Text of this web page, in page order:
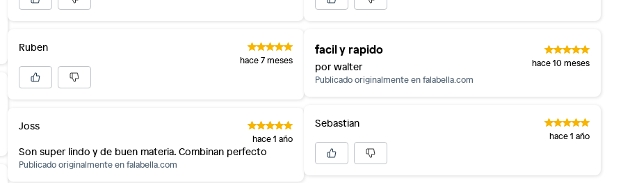
Ruben
hace 7 meses
Joss
hace 1 año
Son super lindo y de buen materia. Combinan perfecto
Publicado originalmente enfalabella.com
facil y rapido
por walter
hace 10 meses
Publicado originalmente enfalabella.com
Sebastian
hace 1 año